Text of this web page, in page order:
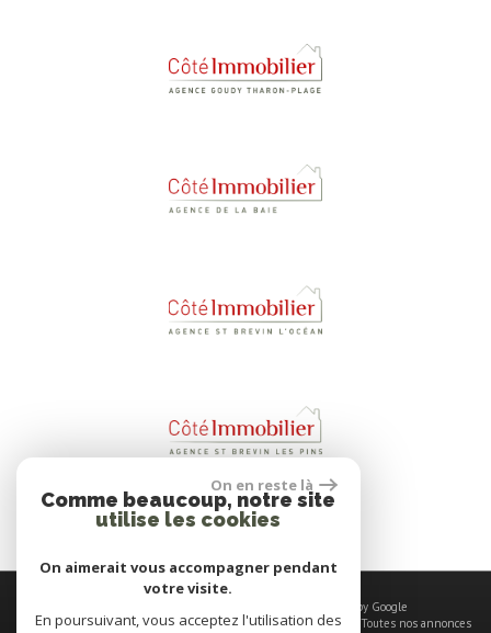
© 2026 | Tous droits réservés | Traduction powered by Google
Plan du site-Mentions légales-Nos honoraires-Liens- Admin Toutes nos annonces
On en reste là
Comme beaucoup, notre site
utilise les cookies
On aimerait vous accompagner pendant
votre visite.
En poursuivant, vous acceptez l'utilisation des